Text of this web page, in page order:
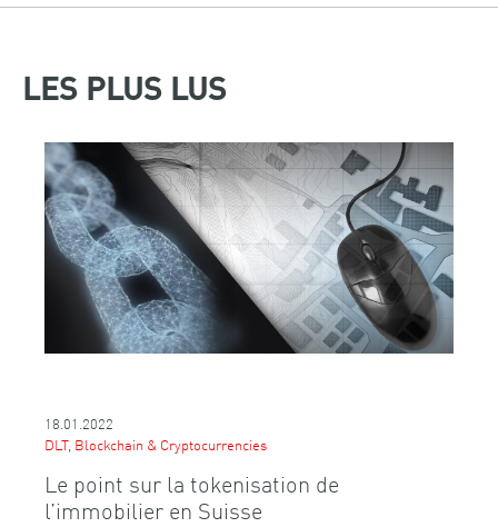
LES PLUS LUS
18.01.2022
DLT, Blockchain & Cryptocurrencies
Le point sur la tokenisation de
l’immobilier en Suisse